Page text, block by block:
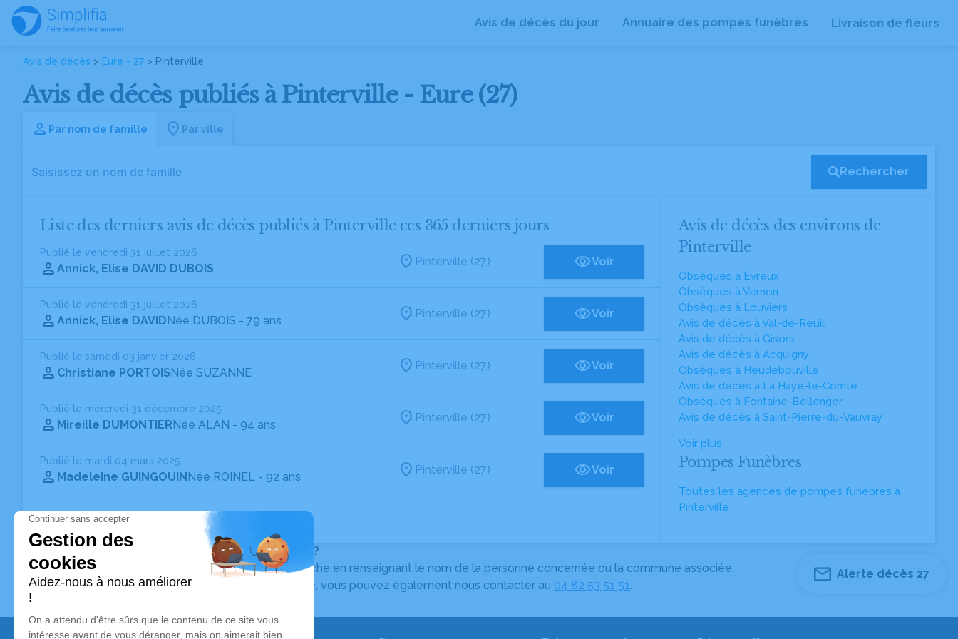
Avis de décès du jour Annuaire des pompes funèbres Livraison de fleurs
Avis de décès > Eure - 27 > Pinterville
Avis de décès publiés à Pinterville - Eure (27)
Par nom de famille Par ville
Rechercher
Liste des derniers avis de décès publiés à Pinterville ces 365 derniers jours
Publié le vendredi 31 juillet 2026
Annick, Elise DAVID DUBOIS
Pinterville (27) Voir
Publié le vendredi 31 juillet 2026
Annick, Elise DAVIDNée DUBOIS - 79 ans
Pinterville (27) Voir
Publié le samedi 03 janvier 2026
Christiane PORTOISNée SUZANNE
Pinterville (27) Voir
Publié le mercredi 31 décembre 2025
Mireille DUMONTIERNée ALAN - 94 ans
Pinterville (27) Voir
Publié le mardi 04 mars 2025
Madeleine GUINGOUINNée ROINEL - 92 ans
Pinterville (27) Voir
Avis de décès des environs de
Pinterville
Obsèques à Évreux
Obsèques à Vernon
Obsèques à Louviers
Avis de décès à Val-de-Reuil
Avis de décès à Gisors
Avis de décès à Acquigny
Obsèques à Heudebouville
Avis de décès à La Haye-le-Comte
Obsèques à Fontaine-Bellenger
Avis de décès à Saint-Pierre-du-Vauvray
Voir plus
Pompes Funèbres
Toutes les agences de pompes funèbres à
Pinterville
Vous ne trouvez pas l’avis de décès recherché ?
Pour affiner votre recherche, utilisez la barre de recherche en renseignant le nom de la personne concernée ou la commune associée.
Pour toute question relative au fonctionnement du site, vous pouvez également nous contacter au 04 82 53 51 51.
Alerte décès 27